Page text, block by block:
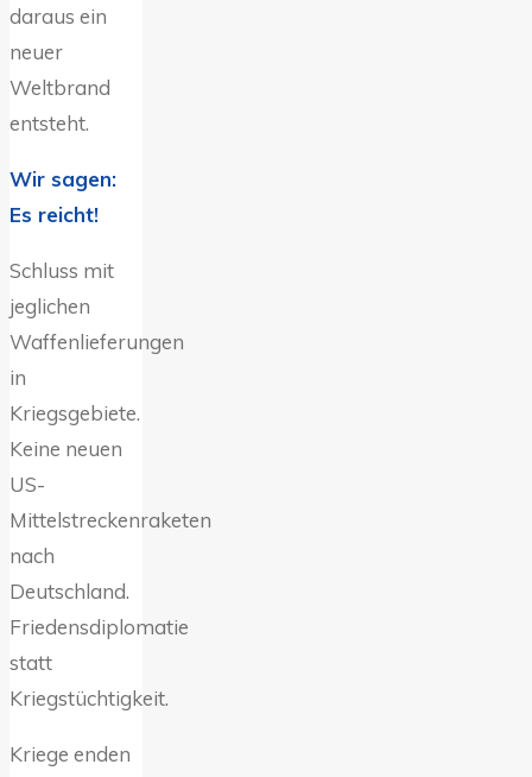
daraus ein
neuer
Weltbrand
entsteht.
Wir sagen:
Es reicht!
Schluss mit
jeglichen
Waffenlieferungen
in
Kriegsgebiete.
Keine neuen
US-
Mittelstreckenraketen
nach
Deutschland.
Friedensdiplomatie
statt
Kriegstüchtigkeit.
Kriege enden